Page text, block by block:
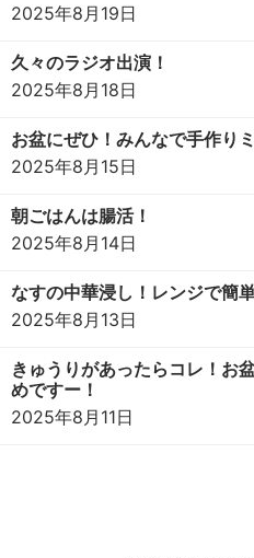
2025年8月19日
久々のラジオ出演！
2025年8月18日
お盆にぜひ！みんなで手作り
2025年8月15日
朝ごはんは腸活！
2025年8月14日
なすの中華浸し！レンジで簡単
2025年8月13日
きゅうりがあったらコレ！お
めですー！
2025年8月11日